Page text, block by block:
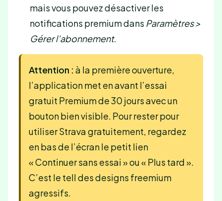
mais vous pouvez désactiver les
notifications premium dans Paramètres >
Gérer l’abonnement.
Attention :à la première ouverture,
l’application met en avant l’essai
gratuit Premium de 30 jours avec un
bouton bien visible. Pour rester pour
utiliser Strava gratuitement, regardez
en bas de l’écran le petit lien
« Continuer sans essai » ou « Plus tard ».
C’est le tell des designs freemium
agressifs.